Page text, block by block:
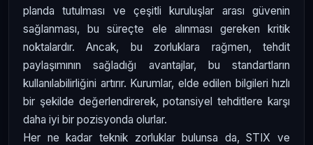
planda tutulması ve çeşitli kuruluşlar arası güvenin
sağlanması, bu süreçte ele alınması gereken kritik
noktalardır. Ancak, bu zorluklara rağmen, tehdit
paylaşımının sağladığı avantajlar, bu standartların
kullanılabilirliğini artırır. Kurumlar, elde edilen bilgileri hızlı
bir şekilde değerlendirerek, potansiyel tehditlere karşı
daha iyi bir pozisyonda olurlar.
Her ne kadar teknik zorluklar bulunsa da, STIX ve